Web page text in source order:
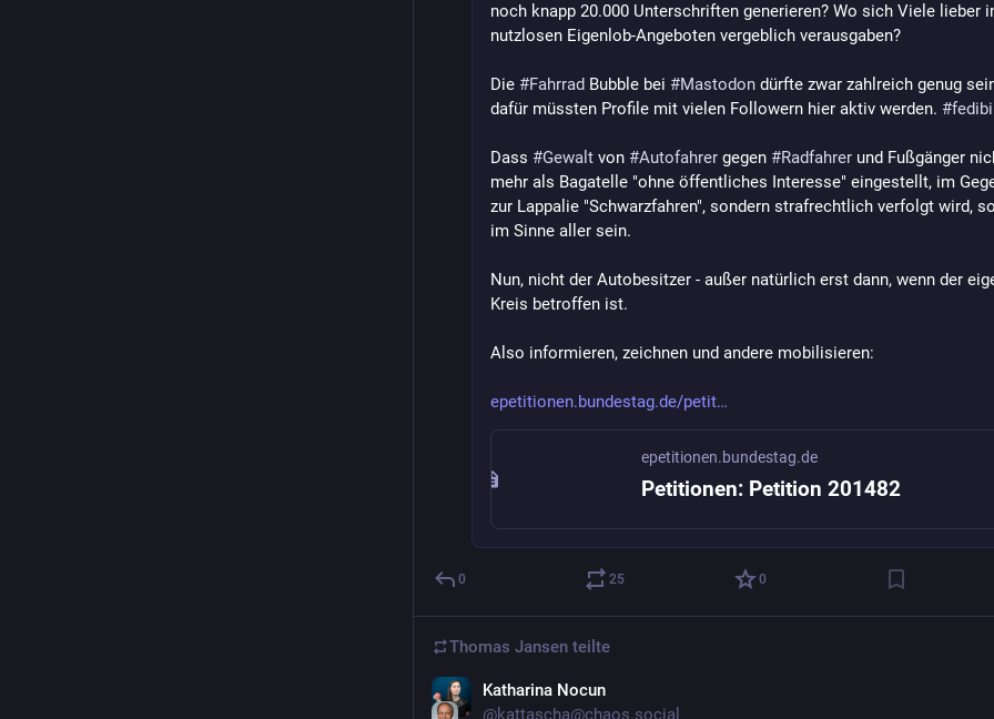
noch knapp 20.000 Unterschriften generieren? Wo sich Viele lieber
nutzlosen Eigenlob-Angeboten vergeblich verausgaben?
Die #Fahrrad Bubble bei #Mastodon dürfte zwar zahlreich genug
dafür müssten Profile mit vielen Followern hier aktiv werden. #
Dass #Gewalt von #Autofahrer gegen #Radfahrer und Fußgänger
mehr als Bagatelle "ohne öffentliches Interesse" eingestellt, im
zur Lappalie "Schwarzfahren", sondern strafrechtlich verfolgt wird,
im Sinne aller sein.
Nun, nicht der Autobesitzer - außer natürlich erst dann, wenn der
Kreis betroffen ist.
Also informieren, zeichnen und andere mobilisieren:
epetitionen.bundestag.de/petit
epetitionen.bundestag.de
Petitionen: Petition 201482
0 25 0
Thomas Jansen teilte
Katharina Nocun